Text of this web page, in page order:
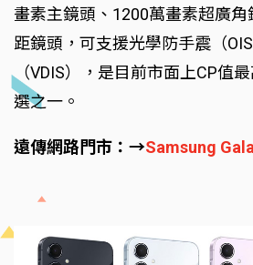
畫素主鏡頭、1200萬畫素超廣
距鏡頭，可支援光學防手震（
（VDIS），是目前市面上CP值
選之一。
遠傳網路門市：→Samsung